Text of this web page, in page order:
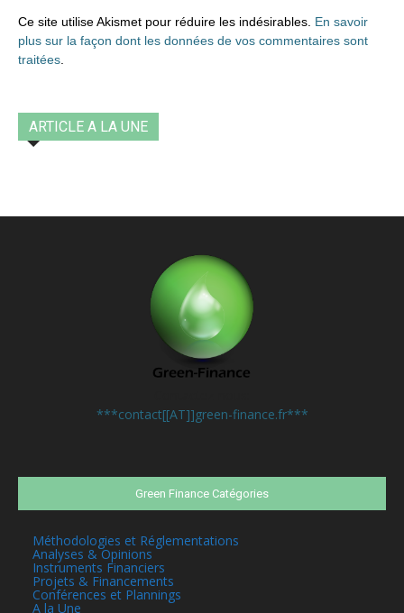
Ce site utilise Akismet pour réduire les indésirables. En savoir
plus sur la façon dont les données de vos commentaires sont
traitées
ARTICLE A LA UNE
***contact[[AT]]green-finance.fr***
Green Finance Catégories
Méthodologies et Réglementations
Analyses & Opinions
Instruments Financiers
Projets & Financements
Conférences et Plannings
A la Une